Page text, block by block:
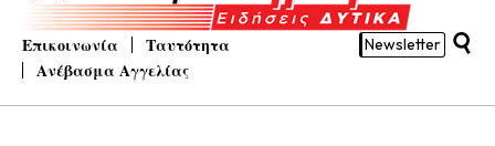
Επικοινωνία
Ταυτότητα
Ανέβασμα Αγγελίας
Newsletter